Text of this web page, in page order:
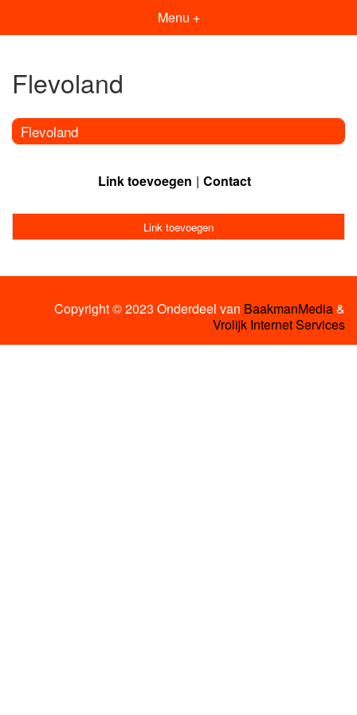
Menu +
Flevoland
Flevoland
Link toevoegen Contact
Link toevoegen
Copyright © 2023 Onderdeel van BaakmanMedia&
Vrolijk Internet Services